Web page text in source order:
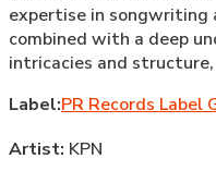
expertise in songwriting
combined with a deep
intricacies and structure,
Label:PR Records Label
Artist: KPN